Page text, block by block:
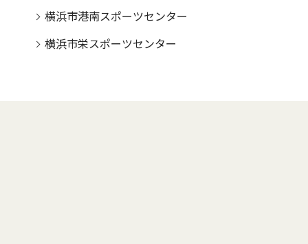
横浜市港南スポーツセンター
横浜市栄スポーツセンター